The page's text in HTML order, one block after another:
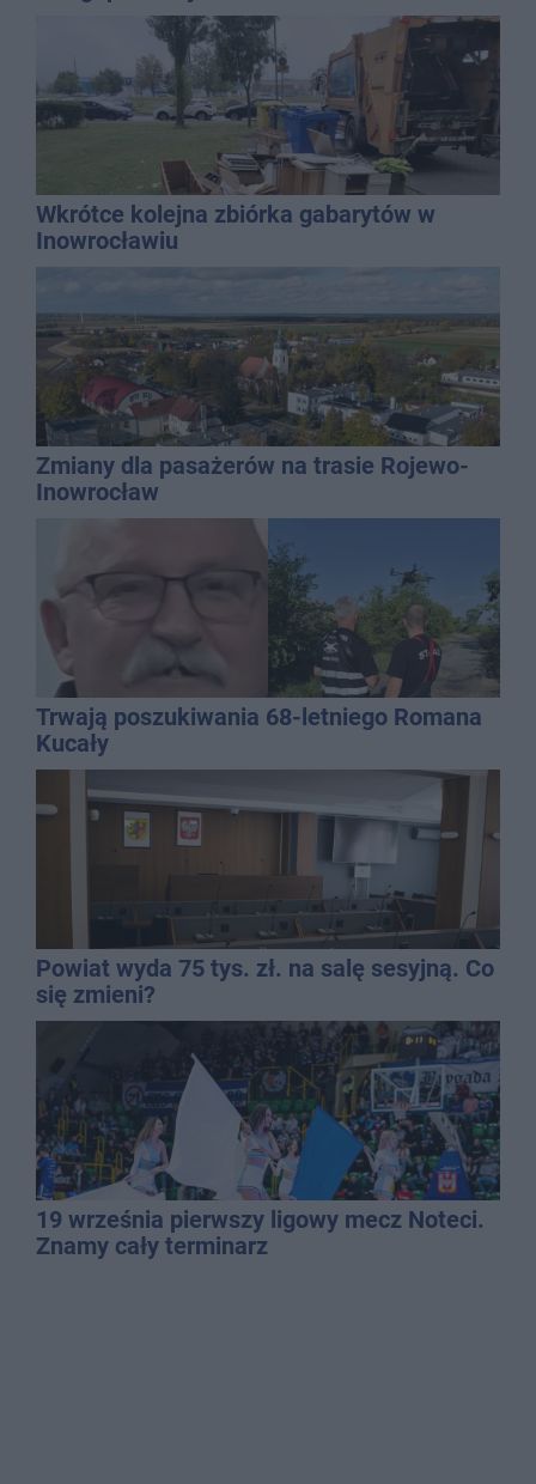
Wkrótce kolejna zbiórka gabarytów w
Inowrocławiu
Zmiany dla pasażerów na trasie Rojewo-
Inowrocław
Trwają poszukiwania 68-letniego Romana
Kucały
Powiat wyda 75 tys. zł. na salę sesyjną. Co
się zmieni?
19 września pierwszy ligowy mecz Noteci.
Znamy cały terminarz